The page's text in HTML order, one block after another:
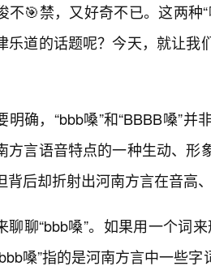
不🎯禁，又好奇不已。这两种
乐道的话题呢？今天，就让
明确，“bbb嗓”和“BBBB嗓”
方言语音特点的一种生动、
背后却折射出河南方言在音高
聊聊“bbb嗓”。如果用一个词
嗓”指的是河南方言中一些